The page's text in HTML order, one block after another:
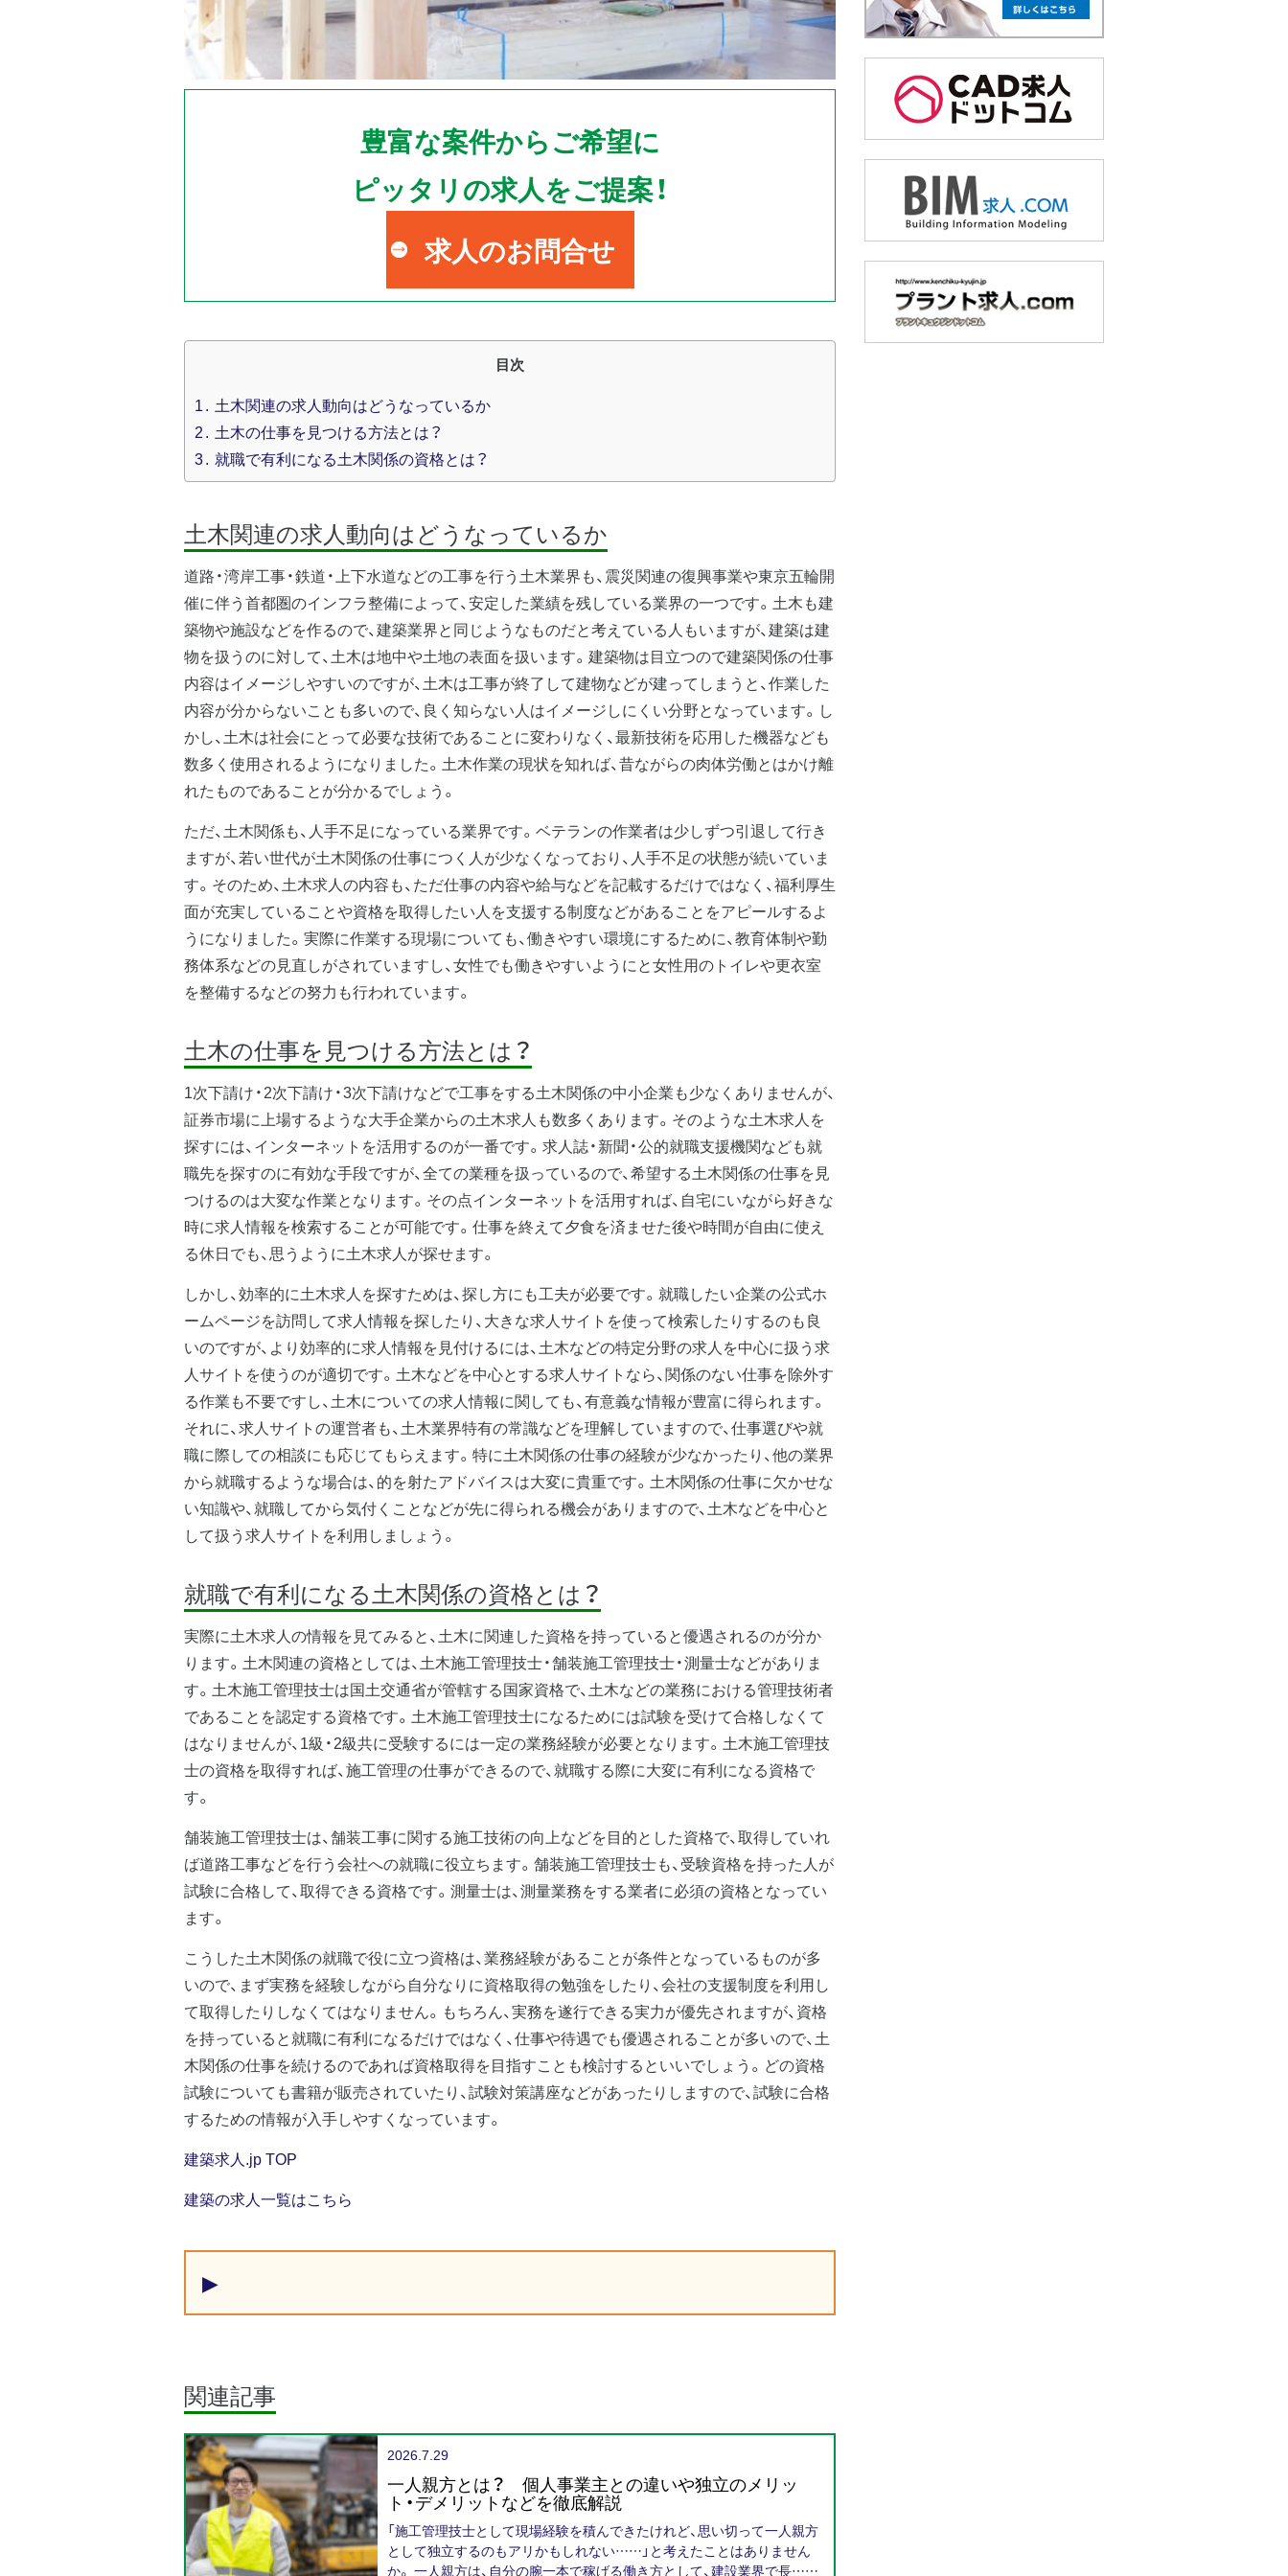
豊富な案件からご希望に
ピッタリの求人をご提案！
求人のお問合せ
目次
1 土木関連の求人動向はどうなっているか
2 土木の仕事を見つける方法とは？
3 就職で有利になる土木関係の資格とは？
土木関連の求人動向はどうなっているか
道路・湾岸工事・鉄道・上下水道などの工事を行う土木業界も、震災関連の復興事業や東京五輪開
催に伴う首都圏のインフラ整備によって、安定した業績を残している業界の一つです。土木も建
築物や施設などを作るので、建築業界と同じようなものだと考えている人もいますが、建築は建
物を扱うのに対して、土木は地中や土地の表面を扱います。建築物は目立つので建築関係の仕事
内容はイメージしやすいのですが、土木は工事が終了して建物などが建ってしまうと、作業した
内容が分からないことも多いので、良く知らない人はイメージしにくい分野となっています。し
かし、土木は社会にとって必要な技術であることに変わりなく、最新技術を応用した機器なども
数多く使用されるようになりました。土木作業の現状を知れば、昔ながらの肉体労働とはかけ離
れたものであることが分かるでしょう。
ただ、土木関係も、人手不足になっている業界です。ベテランの作業者は少しずつ引退して行き
ますが、若い世代が土木関係の仕事につく人が少なくなっており、人手不足の状態が続いていま
す。そのため、土木求人の内容も、ただ仕事の内容や給与などを記載するだけではなく、福利厚生
面が充実していることや資格を取得したい人を支援する制度などがあることをアピールするよ
うになりました。実際に作業する現場についても、働きやすい環境にするために、教育体制や勤
務体系などの見直しがされていますし、女性でも働きやすいようにと女性用のトイレや更衣室
を整備するなどの努力も行われています。
土木の仕事を見つける方法とは？
1次下請け・2次下請け・3次下請けなどで工事をする土木関係の中小企業も少なくありませんが、
証券市場に上場するような大手企業からの土木求人も数多くあります。そのような土木求人を
探すには、インターネットを活用するのが一番です。求人誌・新聞・公的就職支援機関なども就
職先を探すのに有効な手段ですが、全ての業種を扱っているので、希望する土木関係の仕事を見
つけるのは大変な作業となります。その点インターネットを活用すれば、自宅にいながら好きな
時に求人情報を検索することが可能です。仕事を終えて夕食を済ませた後や時間が自由に使え
る休日でも、思うように土木求人が探せます。
しかし、効率的に土木求人を探すためは、探し方にも工夫が必要です。就職したい企業の公式ホ
ームページを訪問して求人情報を探したり、大きな求人サイトを使って検索したりするのも良
いのですが、より効率的に求人情報を見付けるには、土木などの特定分野の求人を中心に扱う求
人サイトを使うのが適切です。土木などを中心とする求人サイトなら、関係のない仕事を除外す
る作業も不要ですし、土木についての求人情報に関しても、有意義な情報が豊富に得られます。
それに、求人サイトの運営者も、土木業界特有の常識などを理解していますので、仕事選びや就
職に際しての相談にも応じてもらえます。特に土木関係の仕事の経験が少なかったり、他の業界
から就職するような場合は、的を射たアドバイスは大変に貴重です。土木関係の仕事に欠かせな
い知識や、就職してから気付くことなどが先に得られる機会がありますので、土木などを中心と
して扱う求人サイトを利用しましょう。
就職で有利になる土木関係の資格とは？
実際に土木求人の情報を見てみると、土木に関連した資格を持っていると優遇されるのが分か
ります。土木関連の資格としては、土木施工管理技士・舗装施工管理技士・測量士などがありま
す。土木施工管理技士は国土交通省が管轄する国家資格で、土木などの業務における管理技術者
であることを認定する資格です。土木施工管理技士になるためには試験を受けて合格しなくて
はなりませんが、1級・2級共に受験するには一定の業務経験が必要となります。土木施工管理技
士の資格を取得すれば、施工管理の仕事ができるので、就職する際に大変に有利になる資格で
す。
舗装施工管理技士は、舗装工事に関する施工技術の向上などを目的とした資格で、取得していれ
ば道路工事などを行う会社への就職に役立ちます。舗装施工管理技士も、受験資格を持った人が
試験に合格して、取得できる資格です。測量士は、測量業務をする業者に必須の資格となってい
ます。
こうした土木関係の就職で役に立つ資格は、業務経験があることが条件となっているものが多
いので、まず実務を経験しながら自分なりに資格取得の勉強をしたり、会社の支援制度を利用し
て取得したりしなくてはなりません。もちろん、実務を遂行できる実力が優先されますが、資格
を持っていると就職に有利になるだけではなく、仕事や待遇でも優遇されることが多いので、土
木関係の仕事を続けるのであれば資格取得を目指すことも検討するといいでしょう。どの資格
試験についても書籍が販売されていたり、試験対策講座などがあったりしますので、試験に合格
するための情報が入手しやすくなっています。
建築求人.jp TOP
建築の求人一覧はこちら
▶
関連記事
2026.7.29
一人親方とは？ 個人事業主との違いや独立のメリッ
ト・デメリットなどを徹底解説
「施工管理技士として現場経験を積んできたけれど、思い切って一人親方
として独立するのもアリかもしれない……」と考えたことはありません
か。 一人親方は、自分の腕一本で稼げる働き方として、建設業界で長……